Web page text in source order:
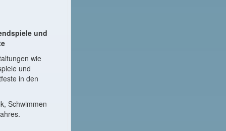
und
wie
und
in den
Schwimmen